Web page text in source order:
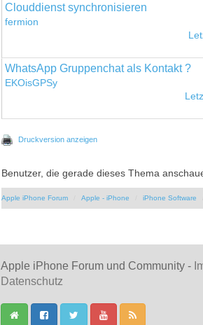
Clouddienst synchronisieren
fermion
WhatsApp Gruppenchat als Kontakt ?
EKOisGPSy
Druckversion anzeigen
Benutzer, die gerade dieses Thema
Apple iPhone Forum Apple - iPhone iPhone Software
Apple iPhone Forum und Community -
Datenschutz